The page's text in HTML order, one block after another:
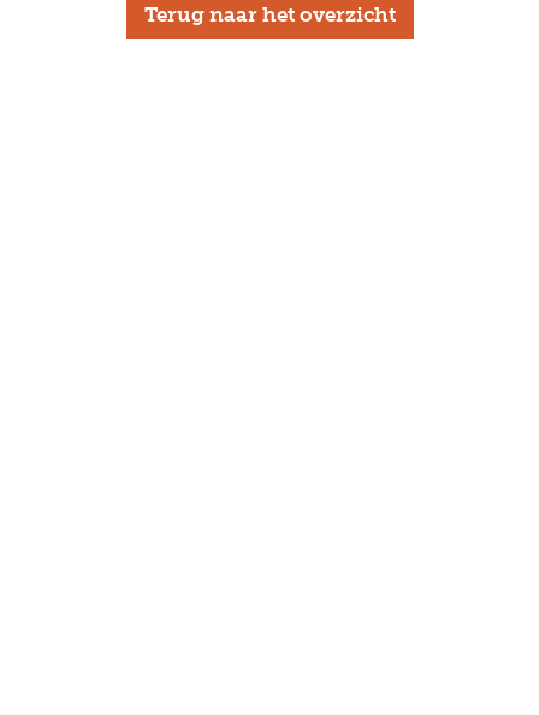
Terug naar het overzicht